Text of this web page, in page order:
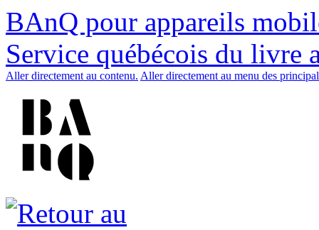
BAnQ pour appareils
Service québécois du livre
Aller directement au contenu. Aller directement au menu des